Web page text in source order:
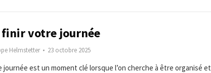
finir votre journée
Helmstetter 23 octobre 2025
journée est un moment clé lorsque l’on cherche à être organisé et